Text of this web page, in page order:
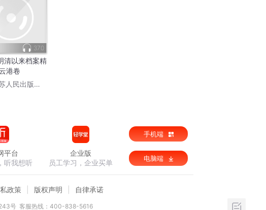
370
清以来档案精
港卷
民出版社电子书
平台
听我想听
企业版
员工学习，企业买单
手机端
电脑端
政策 版权声明 自律承诺
号 客服热线：400-838-5616